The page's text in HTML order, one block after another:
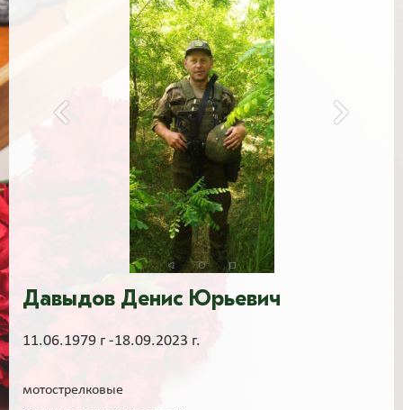
Давыдов Денис Юрьевич
11.06.1979 г -18.09.2023 г.
мотострелковые